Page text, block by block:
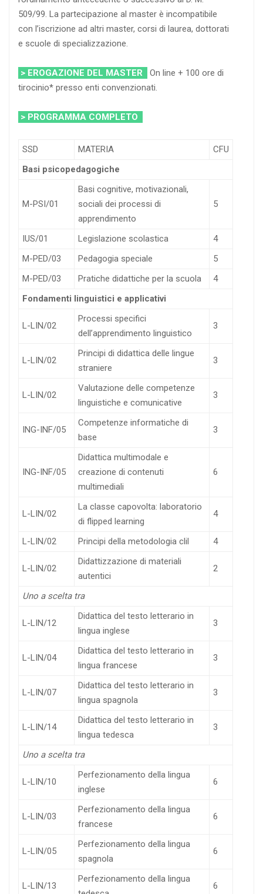
509/99. La partecipazione al master è incompatibile
con l’iscrizione ad altri master, corsi di laurea, dottorati
e scuole di specializzazione.
> EROGAZIONE DEL MASTER
On line + 100 ore di
tirocinio* presso enti convenzionati.
> PROGRAMMA COMPLETO
SSD MATERIA
CFU
Basi psicopedagogiche
M-PSI/01
Basi cognitive, motivazionali,
sociali dei processi di
apprendimento
5
IUS/01 Legislazione scolastica
4
M-PED/03
Pedagogia speciale
5
M-PED/03
Pratiche didattiche per la scuola
4
Fondamenti linguistici e applicativi
L-LIN/02
Processi specifici
dell’apprendimento linguistico
3
L-LIN/02
Principi di didattica delle lingue
straniere
3
L-LIN/02
Valutazione delle competenze
linguistiche e comunicative
3
ING-INF/05
Competenze informatiche di
base
3
ING-INF/05
Didattica multimodale e
creazione di contenuti
multimediali
6
L-LIN/02
La classe capovolta: laboratorio
di flipped learning
4
L-LIN/02 Principi della metodologia clil 4
L-LIN/02
Didattizzazione di materiali
autentici
2
Uno a scelta tra
L-LIN/12
Didattica del testo letterario in
lingua inglese
3
L-LIN/04
Didattica del testo letterario in
lingua francese
3
L-LIN/07
Didattica del testo letterario in
lingua spagnola
3
L-LIN/14
Didattica del testo letterario in
lingua tedesca
3
Uno a scelta tra
L-LIN/10
Perfezionamento della lingua
inglese
6
L-LIN/03
Perfezionamento della lingua
francese
6
L-LIN/05
Perfezionamento della lingua
spagnola
6
L-LIN/13
Perfezionamento della lingua
6